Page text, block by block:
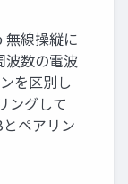
線操縦に
波数の電波
を区別し
ングして
ペアリン